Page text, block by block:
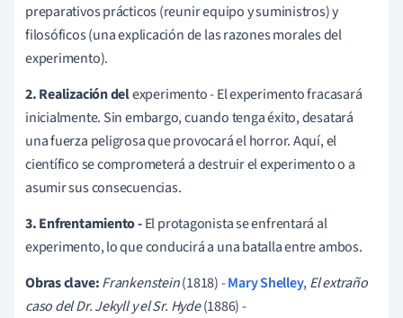
preparativos prácticos (reunir equipo y suministros) y
filosóficos (una explicación de las razones morales del
experimento).
2. Realización delexperimento - El experimento fracasará
inicialmente. Sin embargo, cuando tenga éxito, desatará
una fuerza peligrosa que provocará el horror. Aquí, el
científico se comprometerá a destruir el experimento o a
asumir sus consecuencias.
3. Enfrentamiento -El protagonista se enfrentará al
experimento, lo que conducirá a una batalla entre ambos.
Obras clave:Frankenstein(1818) -Mary Shelley,El extraño
caso del Dr. Jekyll y el Sr. Hyde(1886) -